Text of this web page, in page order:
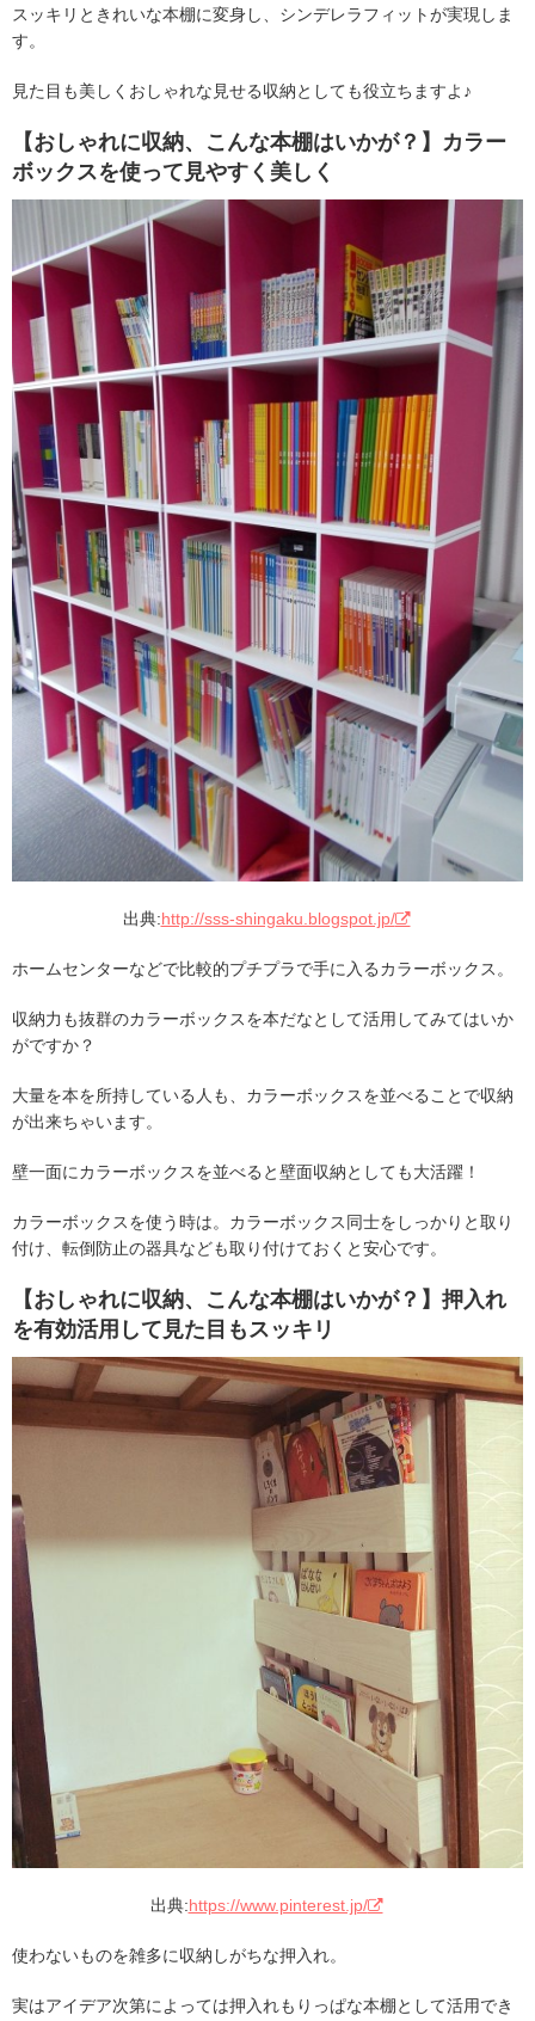
スッキリときれいな本棚に変身し、シンデレラフィットが実現しま
す。
見た目も美しくおしゃれな見せる収納としても役立ちますよ♪
【おしゃれに収納、こんな本棚はいかが？】カラー
ボックスを使って見やすく美しく
出典:http://sss-shingaku.blogspot.jp/
ホームセンターなどで比較的プチプラで手に入るカラーボックス。
収納力も抜群のカラーボックスを本だなとして活用してみてはいか
がですか？
大量を本を所持している人も、カラーボックスを並べることで収納
が出来ちゃいます。
壁一面にカラーボックスを並べると壁面収納としても大活躍！
カラーボックスを使う時は。カラーボックス同士をしっかりと取り
付け、転倒防止の器具なども取り付けておくと安心です。
【おしゃれに収納、こんな本棚はいかが？】押入れ
を有効活用して見た目もスッキリ
出典:https://www.pinterest.jp/
使わないものを雑多に収納しがちな押入れ。
実はアイデア次第によっては押入れもりっぱな本棚として活用でき